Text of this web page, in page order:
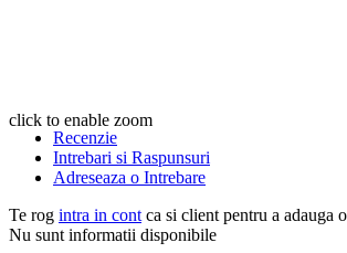
click to enable zoom
Recenzie
Intrebari si Raspunsuri
Adreseaza o Intrebare
Te rog intra in cont ca si client pentru a adauga
Nu sunt informatii disponibile